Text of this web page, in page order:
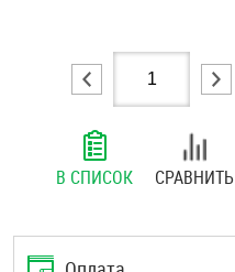
В СПИСОК СРАВНИТЬ